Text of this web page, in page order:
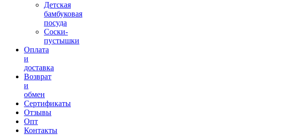
Детская
бамбуковая
посуда
Соски-
пустышки
Оплата
и
доставка
Возврат
и
обмен
Сертификаты
Отзывы
Опт
Контакты